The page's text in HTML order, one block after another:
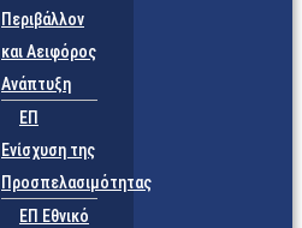
Περιβάλλον
και Αειφόρος
Ανάπτυξη
ΕΠ
Ενίσχυση της
Προσπελασιμότητας
ΕΠ Εθνικό